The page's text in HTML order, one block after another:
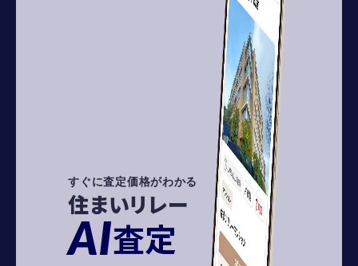
すぐに査定価格がわかる
住まいリレー
AI査定